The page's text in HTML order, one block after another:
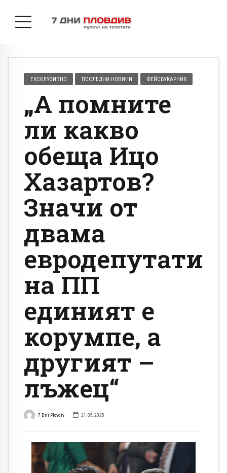
ЕКСКЛУЗИВНО ПОСЛЕДНИ НОВИНИ ФЕЙСБУКАРНИК
„А помните
ли какво
обеща Ицо
Хазартов?
Значи от
двама
евродепутати
на ПП
единият е
корумпе, а
другият –
лъжец“
7 Dni Plovdiv 21.05.2025